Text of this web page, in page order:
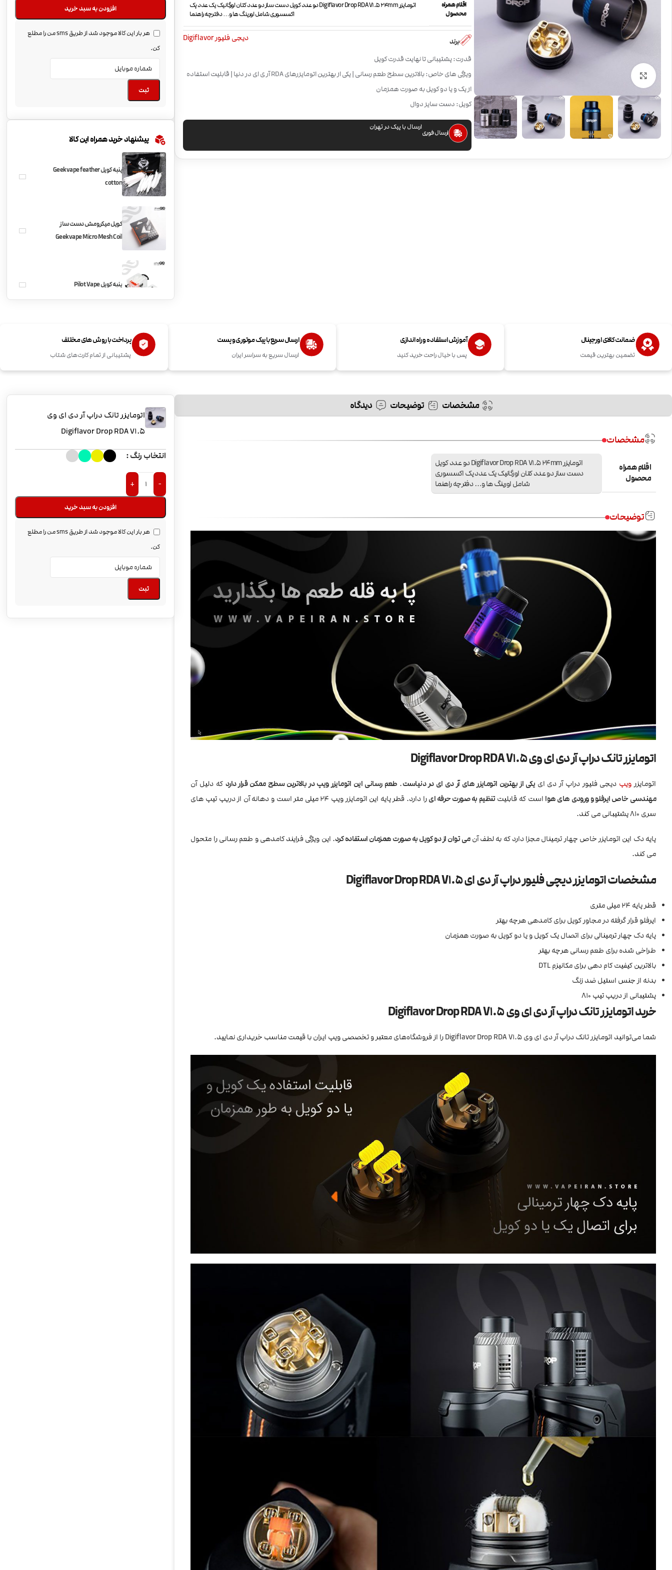
اقلام همراه
محصول
اتومایزر Digiflavor Drop RDA V1.5 24mm دو عدد کویل دست ساز دو عدد کتان اورگانیک یک عدد پک
اکسسوری شامل اورینگ ها و… دفترچه راهنما
برند دیجی فلیور Digiflavor
قدرت: پشتیبانی تا نهایت قدرت کویل
ویژگی های خاص: بالاترین سطح طعم رسانی | یکی از بهترین اتومایزرهای RDA آر ی ای در دنیا | قابلیت استفاده
از یک و یا دو کویل به صورت همزمان
کویل: دست سایز دوال
ارسال فوری
ارسال با پیک در تهران
افزودن به سبد خرید
هر بار این کالا موجود شد از طریق sms من را مطلع
کن.
ثبت
پیشنهاد خرید همراه این کالا
پنبه کویل Geekvape feather
cotton
کویل میکرو مش دست ساز
Geekvape Micro Mesh Coil
پنبه کویل Pilot Vape
ضمانت کالای اورجینال
تضمین بهترین قیمت
آموزش استفاده و راه اندازی
پس با خیال راحت خرید کنید
ارسال سریع با پیک موتوری و پست
ارسال سریع به سراسر ایران
پرداخت با روش های مختلف
پشتیبانی از تمام کارت‌های شتاب
مشخصات توضیحات دیدگاه
مشخصات
اقلام همراه
محصول
اتومایزر Digiflavor Drop RDA V1.5 24mm دو عدد کویل
دست ساز دو عدد کتان اورگانیک یک عدد پک اکسسوری
شامل اورینگ ها و… دفترچه راهنما
توضیحات
اتومایزر تانک دراپ آر دی ای وی Digiflavor Drop RDA V1.5
اتومایزر ویپ دیجی فلیور دراپ آر دی اییکی از بهترین اتومایزر های آر دی ای در دنیاست. طعم رسانی این اتومایزر ویپ در بالاترین سطح ممکن قرار دارد که دلیل آن
مهندسی خاص ایرفلو و ورودی های هوا است که قابلیتتنظیم به صورت حرفه ای
را دارد. قطر پایه این اتومایزر ویپ 24 میلی متر است و دهانه آن از دریپ تیپ های
سری 810 پشتیبانی می کند.
پایه دک این اتومایزر خاص چهار ترمینال مجزا دارد که به لطف آنمی توان از دو کویل به صورت همزمان استفاده کرد. این ویژگی فرایند کامدهی و طعم رسانی را متحول
می کند.
مشخصات اتومایزر دیچی فلیور دراپ آر دی ای Digiflavor Drop RDA V1.5
قطر پایه 24 میلی متری
ایرفلو قرار گرفته در مجاور کویل برای کامدهی هرچه بهتر
پایه دک چهار ترمینالی برای اتصال یک کویل و یا دو کویل به صورت همزمان
طراخی شده برای طعم رسانی هرچه بهتر
بالاترین کیفیت کام دهی برای مکانیزم DTL
بدنه از جنس استیل ضد زنگ
پشتیبانی از دریپ تیپ 810
خرید اتومایزر تانک دراپ آر دی ای وی Digiflavor Drop RDA V1.5
شما می‌توانید اتومایزر تانک دراپ آر دی ای وی Digiflavor Drop RDA V1.5 را از فروشگاه‌های معتبر و تخصصی ویپ ایران با قیمت مناسب خریداری نمایید.
اتومایزر تانک دراپ آر دی ای وی
Digiflavor Drop RDA V1.5
انتخاب رنگ
-
+
افزودن به سبد خرید
هر بار این کالا موجود شد از طریق sms من را مطلع
کن.
ثبت